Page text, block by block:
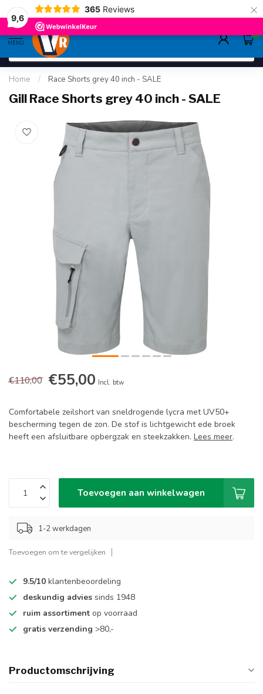
9,6
365 Reviews ×
deskundig adviessinds 1948 ruim
MENU
0
Home / Race Shorts grey 40 inch - SALE
Gill Race Shorts grey 40 inch - SALE
€110,00 €55,00 Incl. btw
Comfortabele zeilshort van sneldrogende lycra met UV50+
bescherming tegen de zon. De stof is lichtgewicht ede broek
heeft een afsluitbare opbergzak en steekzakken. Lees meer.
Toevoegen aan winkelwagen
1-2 werkdagen
Toevoegen om te vergelijken
9.5/10 klantenbeoordeling
deskundig advies sinds 1948
ruim assortiment op voorraad
gratis verzending >80,-
Productomschrijving